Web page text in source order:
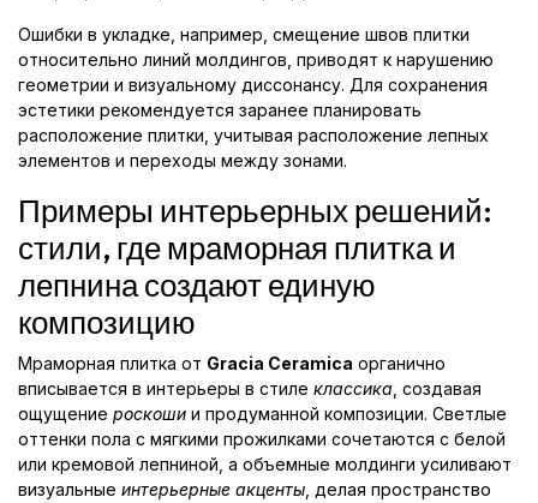
Ошибки в укладке, например, смещение швов плитки
относительно линий молдингов, приводят к нарушению
геометрии и визуальному диссонансу. Для сохранения
эстетики рекомендуется заранее планировать
расположение плитки, учитывая расположение лепных
элементов и переходы между зонами.
Примеры интерьерных решений:
стили, где мраморная плитка и
лепнина создают единую
композицию
Мраморная плитка от Gracia Ceramica органично
вписывается в интерьеры в стиле классика , создавая
ощущение роскоши и продуманной композиции. Светлые
оттенки пола с мягкими прожилками сочетаются с белой
или кремовой лепниной, а объемные молдинги усиливают
визуальные интерьерные акценты , делая пространство